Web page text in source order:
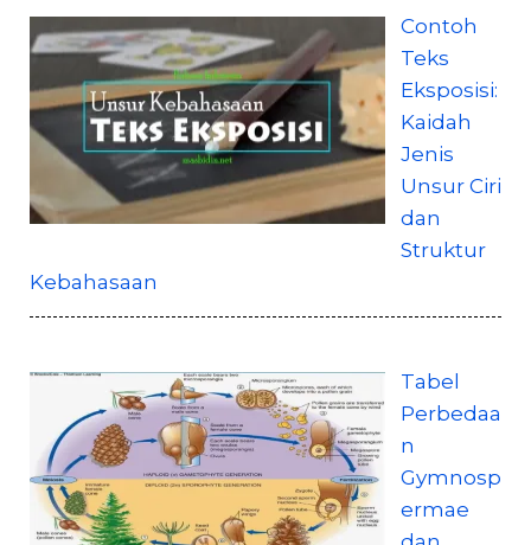
Contoh
Teks
Eksposisi:
Kaidah
Jenis
Unsur Ciri
dan
Struktur
Kebahasaan
Tabel
Perbedaa
n
Gymnosp
ermae